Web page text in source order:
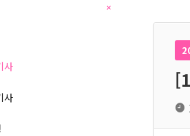
+
사
사